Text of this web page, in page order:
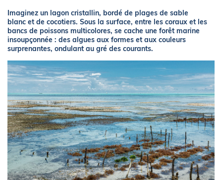
Imaginez un lagon cristallin, bordé de plages de sable
blanc et de cocotiers. Sous la surface, entre les coraux et les
bancs de poissons multicolores, se cache une forêt marine
insoupçonnée : des algues aux formes et aux couleurs
surprenantes, ondulant au gré des courants.